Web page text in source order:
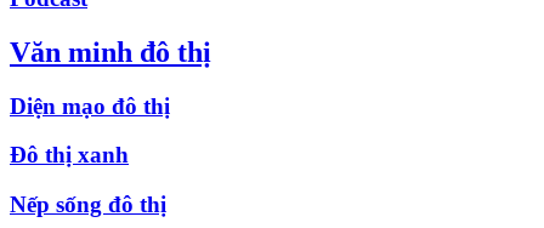
Văn minh đô thị
Diện mạo đô thị
Đô thị xanh
Nếp sống đô thị